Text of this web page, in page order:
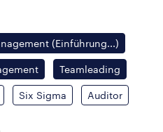
(Einführung...)
Teamleading
Six Sigma Auditor